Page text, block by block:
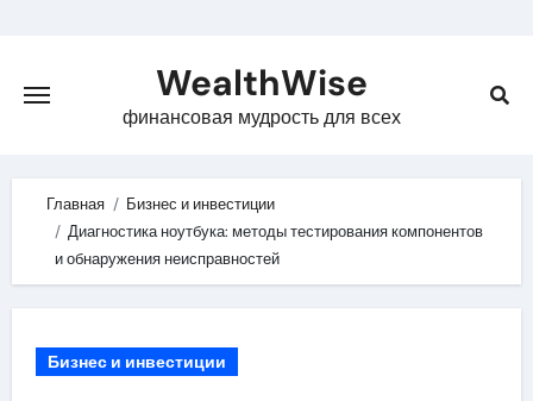
content
WealthWise
финансовая мудрость для всех
Главная
Бизнес и инвестиции
Диагностика ноутбука: методы тестирования компонентов
и обнаружения неисправностей
Бизнес и инвестиции